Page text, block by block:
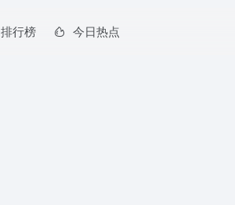
排行榜 今日热点